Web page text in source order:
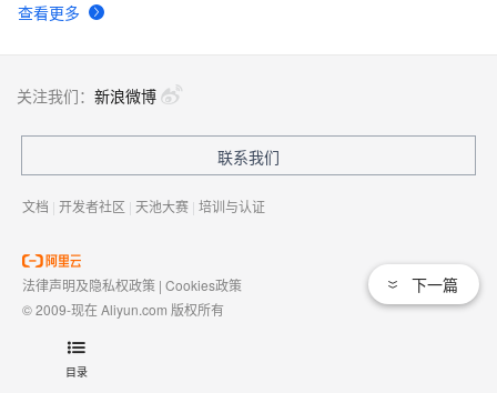
目录
查看更多
下一篇
关注我们： 新浪微博
联系我们
文档 | 开发者社区 | 天池大赛 | 培训与认证
法律声明及隐私权政策 | Cookies政策
© 2009-现在 Aliyun.com 版权所有
域名注册服务机构许可：